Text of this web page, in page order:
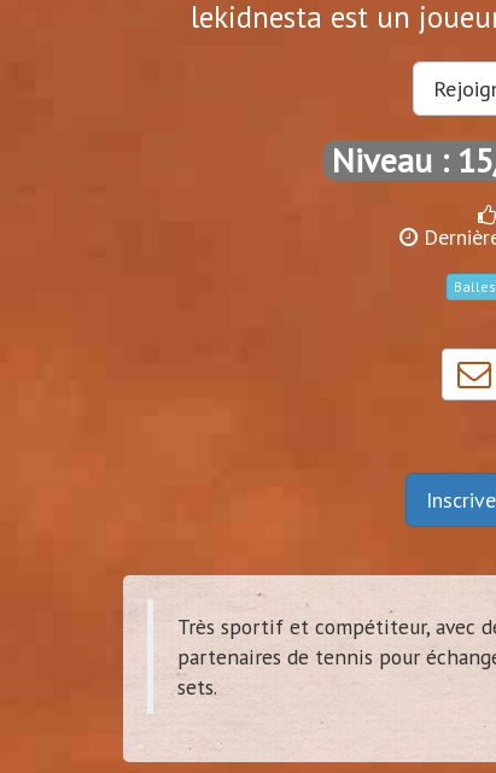
lekidnesta est un
Niveau :
Balles
Très sportif et compétiteur, avec
partenaires de tennis pour
sets.